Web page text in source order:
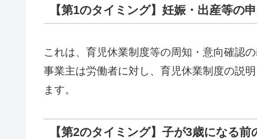
【第1のタイミング】妊娠・出産等の
これは、育児休業制度等の周知・意向確認
事業主は労働者に対し、育児休業制度の説
ます。
【第2のタイミング】子が3歳になる前